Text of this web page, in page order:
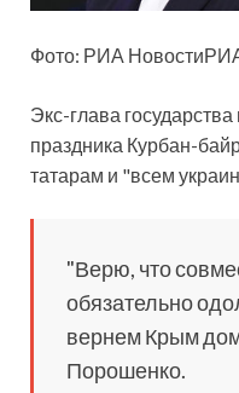
Фото: РИА
Экс-глава
праздника Курбан-
татарам и "всем
"Верю, что
обязательно
вернем Крым
Порошенко.